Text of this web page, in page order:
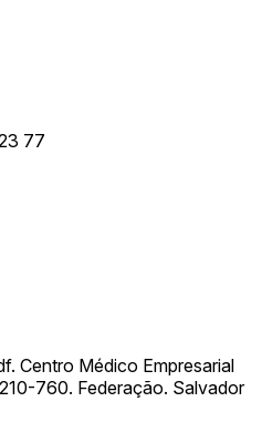
77
Centro Médico Empresarial
760. Federação. Salvador